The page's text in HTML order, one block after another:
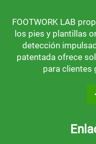
FOOTWORK LAB
los pies y plantillas
detección
patentada ofrece
para clientes